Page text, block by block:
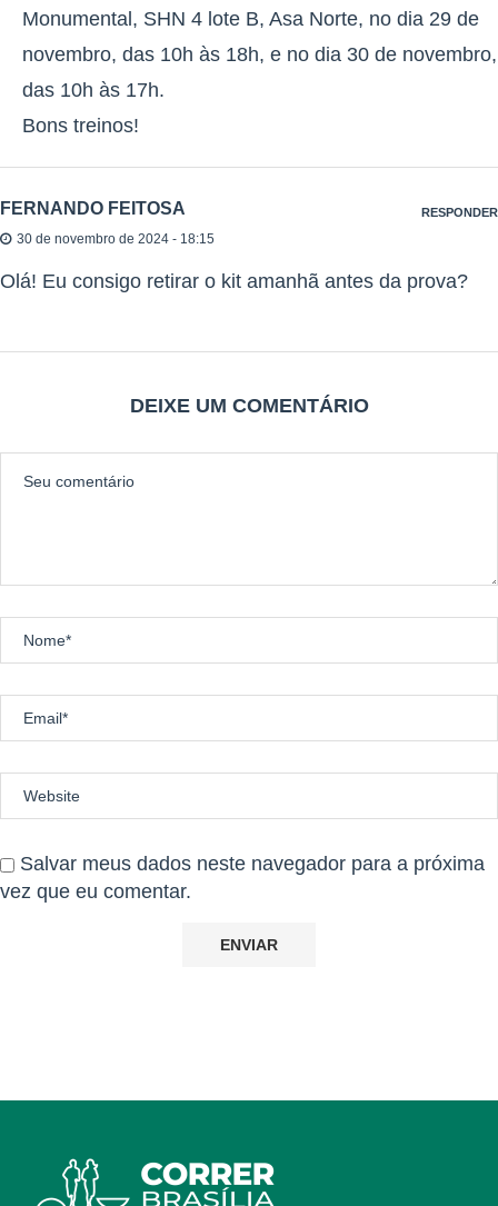
Monumental, SHN 4 lote B, Asa Norte, no dia 29 de
novembro, das 10h às 18h, e no dia 30 de novembro,
das 10h às 17h.
Bons treinos!
FERNANDO FEITOSA
30 de novembro de 2024 - 18:15
Olá! Eu consigo retirar o kit amanhã antes da prova?
RESPONDER
DEIXE UM COMENTÁRIO
Salvar meus dados neste navegador para a próxima
vez que eu comentar.